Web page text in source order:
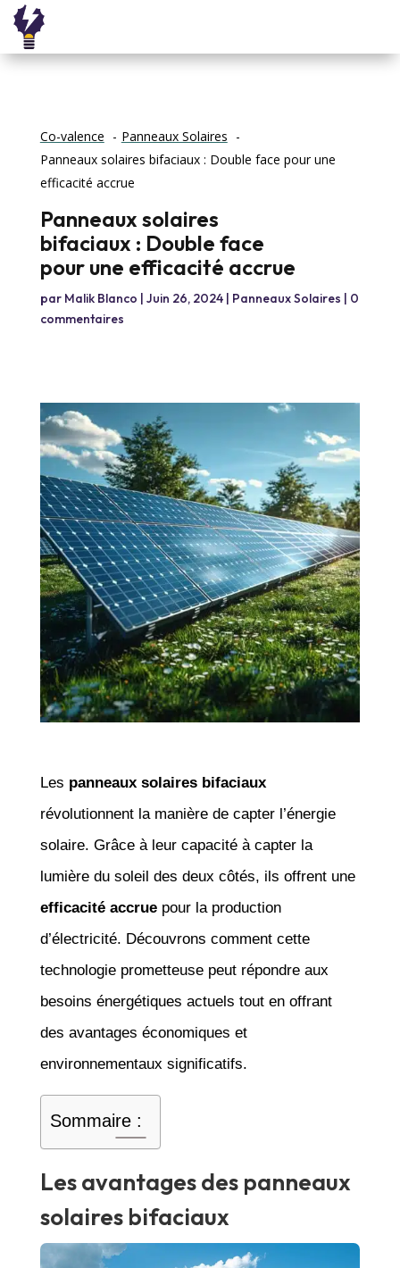
Co-valence
Panneaux Solaires
Panneaux solaires bifaciaux : Double face pour une
efficacité accrue
Panneaux solaires
bifaciaux : Double face
pour une efficacité accrue
par Malik Blanco | Juin 26, 2024| Panneaux Solaires | 0
commentaires
Les panneaux solaires bifaciaux
révolutionnent la manière de capter l’énergie
solaire. Grâce à leur capacité à capter la
lumière du soleil des deux côtés, ils offrent une
efficacité accruepour la production
d’électricité. Découvrons comment cette
technologie prometteuse peut répondre aux
besoins énergétiques actuels tout en offrant
des avantages économiques et
environnementaux significatifs.
Sommaire :
Les avantages des panneaux
solaires bifaciaux